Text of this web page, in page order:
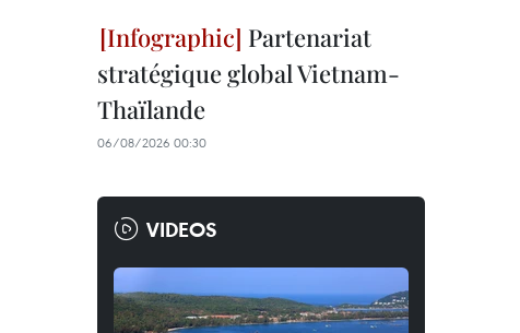
Partenariat
stratégique global Vietnam-
Thaïlande
06/08/2026 00:30
VIDEOS